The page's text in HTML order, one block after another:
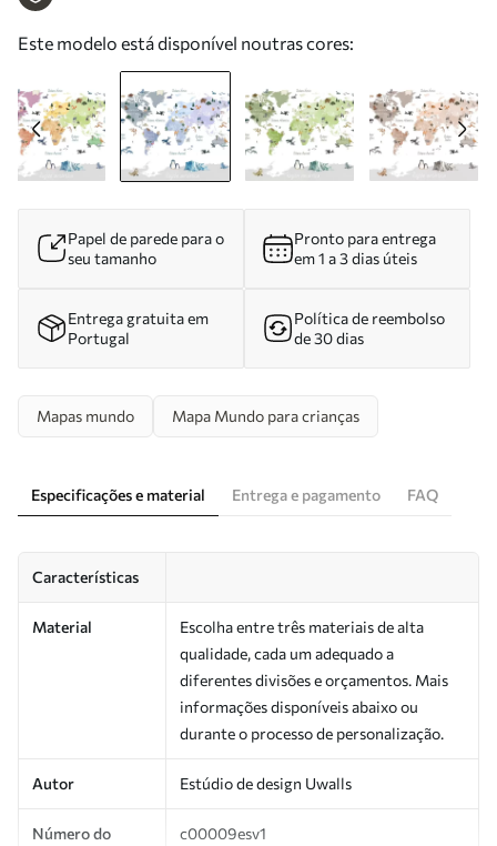
Este modelo está disponível noutras cores:
Papel de parede para o
seu tamanho
Pronto para entrega
em 1 a 3 dias úteis
Entrega gratuita em
Portugal
Política de reembolso
de 30 dias
Mapas mundo Mapa Mundo para crianças
Especificações e material Entrega e pagamento FAQ
Características
Material
Escolha entre três materiais de alta
qualidade, cada um adequado a
diferentes divisões e orçamentos. Mais
informações disponíveis abaixo ou
durante o processo de personalização.
Autor Estúdio de design Uwalls
Número do
c00009esv1